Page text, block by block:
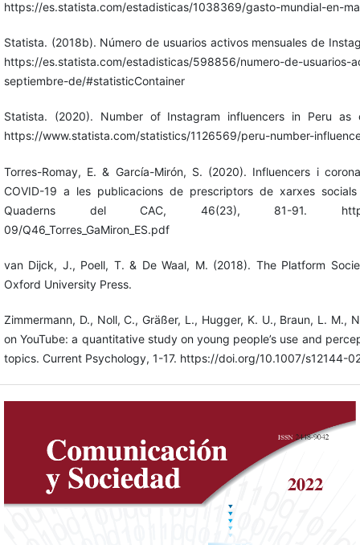
https://es.statista.com/estadisticas/1038369/gasto-mundial-en-
Statista. (2018b). Número de usuarios activos mensuales de
https://es.statista.com/estadisticas/598856/numero-de-usuarios-
septiembre-de/#statisticContainer
Statista. (2020). Number of Instagram influencers in Peru
https://www.statista.com/statistics/1126569/peru-number-
Torres-Romay, E. & García-Mirón, S. (2020). Influencers i
COVID-19 a les publicacions de prescriptors de xarxes
Quaderns del CAC, 46(23), 81-91. https://
09/Q46_Torres_GaMiron_ES.pdf
van Dijck, J., Poell, T. & De Waal, M. (2018). The Platform
Oxford University Press.
Zimmermann, D., Noll, C., Gräßer, L., Hugger, K. U., Braun, L. M.,
on YouTube: a quantitative study on young people’s use and
topics. Current Psychology, 1-17. https://doi.org/10.1007/s12144-